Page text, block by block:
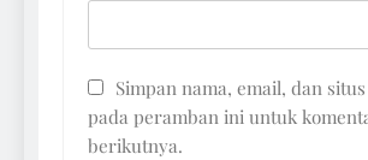
Simpan nama, email, dan
pada peramban ini untuk
berikutnya.